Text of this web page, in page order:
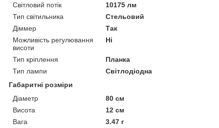
Світловий потік
10175 лм
Тип світильника
Стельовий
Діммер
Так
Можливість регулювання
висоти
Ні
Тип кріплення
Планка
Тип лампи
Світлодіодна
Габаритні розміри
Діаметр
80 см
Висота
12 см
Вага
3.47 г